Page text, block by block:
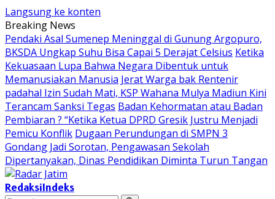
Langsung ke konten
Breaking News
Pendaki Asal Sumenep Meninggal di Gunung Argopuro,
BKSDA Ungkap Suhu Bisa Capai 5 Derajat Celsius Ketika
Kekuasaan Lupa Bahwa Negara Dibentuk untuk
Memanusiakan Manusia Jerat Warga bak Rentenir
padahal Izin Sudah Mati, KSP Wahana Mulya Madiun Kini
Terancam Sanksi Tegas Badan Kehormatan atau Badan
Pembiaran ? “Ketika Ketua DPRD Gresik Justru Menjadi
Pemicu Konflik Dugaan Perundungan di SMPN 3
Gondang Jadi Sorotan, Pengawasan Sekolah
Dipertanyakan, Dinas Pendidikan Diminta Turun Tangan
RedaksiIndeks